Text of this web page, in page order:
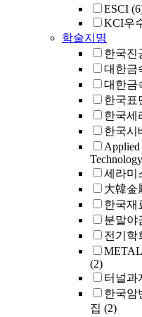
ESCI
KCI우
학술지명
한국진
대한금
대한금
한국표
한국세
한국시
Applied
Technology
세라미
大韓金
한국재
분말야
전기학
(2)
터널과
한국암
집 (2)